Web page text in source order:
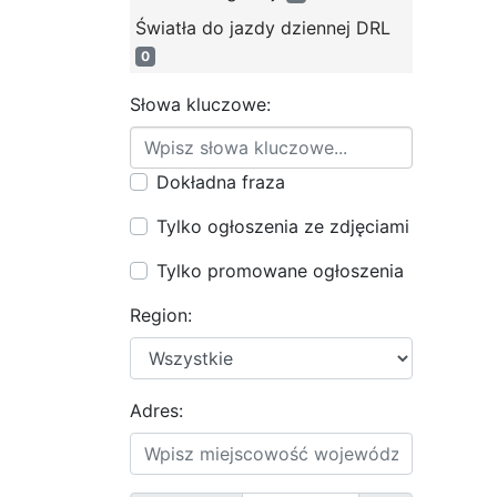
Światła do jazdy dziennej DRL
0
Słowa kluczowe:
Dokładna fraza
Tylko ogłoszenia ze zdjęciami
Tylko promowane ogłoszenia
Region:
Adres: